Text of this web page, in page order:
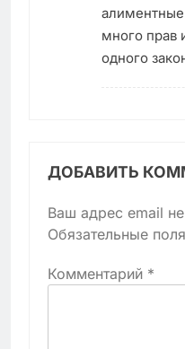
много прав
одного
ДОБАВИТЬ
Ваш адрес email
Обязательные
Комментарий *